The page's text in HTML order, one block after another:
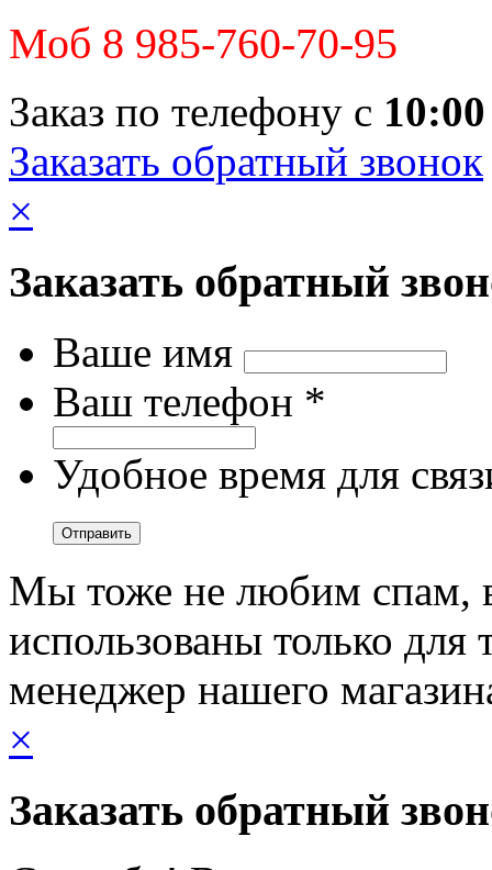
Моб 8 985-760-70-95
Заказ по телефону с 10:00
Заказать обратный звонок
×
Заказать обратный
Ваше имя
Ваш телефон *
Удобное время для
Мы тоже не любим спам,
использованы только для
менеджер нашего
×
Заказать обратный